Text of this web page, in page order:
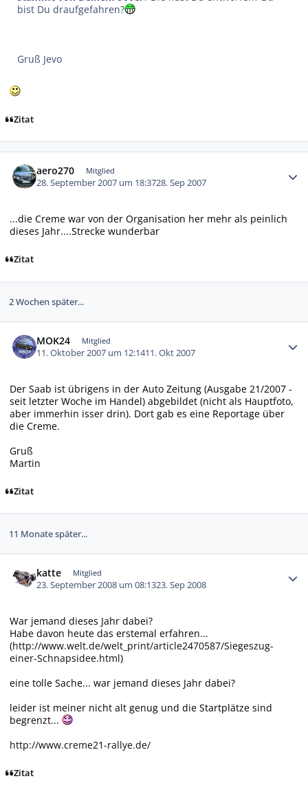
bist Du draufgefahren?
Gruß Jevo
Zitat
aero270 Mitglied
28. September 2007 um 18:3728. Sep 2007
...die Creme war von der Organisation her mehr als peinlich
dieses Jahr....Strecke wunderbar
Zitat
2 Wochen später...
MOK24 Mitglied
11. Oktober 2007 um 12:1411. Okt 2007
Der Saab ist übrigens in der Auto Zeitung (Ausgabe 21/2007 -
seit letzter Woche im Handel) abgebildet (nicht als Hauptfoto,
aber immerhin isser drin). Dort gab es eine Reportage über
die Creme.
Gruß
Martin
Zitat
11 Monate später...
katte Mitglied
23. September 2008 um 08:1323. Sep 2008
War jemand dieses Jahr dabei?
Habe davon heute das erstemal erfahren...
(http://www.welt.de/welt_print/article2470587/Siegeszug-
einer-Schnapsidee.html)
eine tolle Sache... war jemand dieses Jahr dabei?
leider ist meiner nicht alt genug und die Startplätze sind
begrenzt...
http://www.creme21-rallye.de/
Zitat